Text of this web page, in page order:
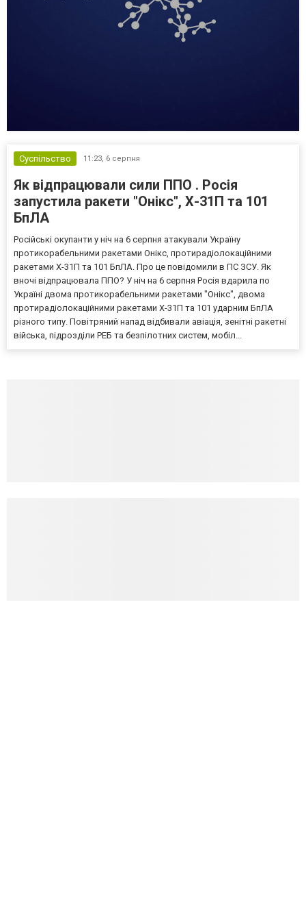
Суспільство 11:23, 6 серпня
Як відпрацювали сили ППО . Росія
запустила ракети "Онікс", Х-31П та 101
БпЛА
Російські окупанти у ніч на 6 серпня атакували Україну
протикорабельними ракетами Онікс, протирадіолокаційними
ракетами Х-31П та 101 БпЛА. Про це повідомили в ПС ЗСУ. Як
вночі відпрацювала ППО? У ніч на 6 серпня Росія вдарила по
Україні двома протикорабельними ракетами "Онікс", двома
протирадіолокаційними ракетами Х-31П та 101 ударним БпЛА
різного типу. Повітряний напад відбивали авіація, зенітні ракетні
війська, підрозділи РЕБ та безпілотних систем, мобіл...